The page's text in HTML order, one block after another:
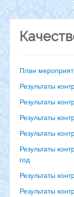
План
Результаты
Результаты
Результаты
Результаты
Результаты
год
Результаты
Результаты